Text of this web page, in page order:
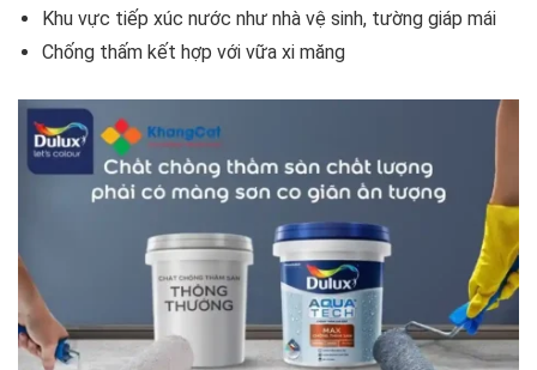
Khu vực tiếp xúc nước như nhà vệ sinh, tường giáp mái
Chống thấm kết hợp với vữa xi măng